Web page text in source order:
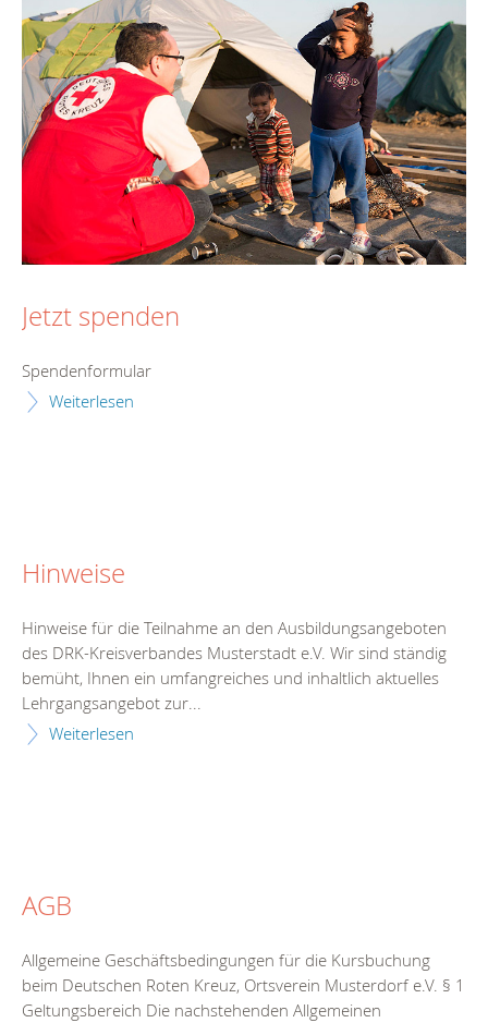
Jetzt spenden
Spendenformular
Weiterlesen
Hinweise
Hinweise für die Teilnahme an den Ausbildungsangeboten
des DRK-Kreisverbandes Musterstadt e.V. Wir sind ständig
bemüht, Ihnen ein umfangreiches und inhaltlich aktuelles
Lehrgangsangebot zur...
Weiterlesen
AGB
Allgemeine Geschäftsbedingungen für die Kursbuchung
beim Deutschen Roten Kreuz, Ortsverein Musterdorf e.V. § 1
Geltungsbereich Die nachstehenden Allgemeinen